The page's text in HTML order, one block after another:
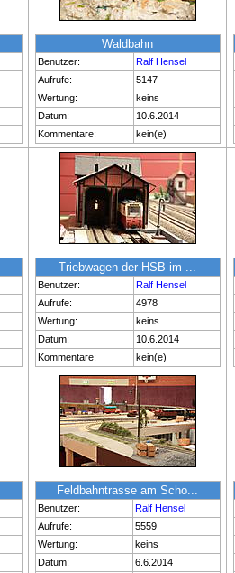
Waldbahn
Benutzer:
Ralf Hensel
Aufrufe:
5147
Wertung:
keins
Datum:
10.6.2014
Kommentare:
kein(e)
Triebwagen der HSB im ...
Benutzer:
Ralf Hensel
Aufrufe:
4978
Wertung:
keins
Datum:
10.6.2014
Kommentare:
kein(e)
Feldbahntrasse am Scho...
Benutzer:
Ralf Hensel
Aufrufe:
5559
Wertung:
keins
Datum:
6.6.2014